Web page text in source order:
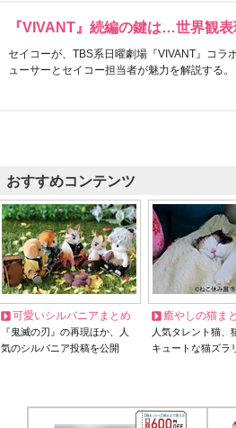
『VIVANT』続編の鍵は…世界観
セイコーが、TBS系日曜劇場『VIVANT』コラ
ューサーとセイコー担当者が魅力を解説する。
おすすめコンテンツ
可愛いシルバニアまとめ
『鬼滅の刃』の再現ほか、人
気のシルバニア投稿を公開
癒やしの猫ま
人気タレント猫
キュートな猫ズラ